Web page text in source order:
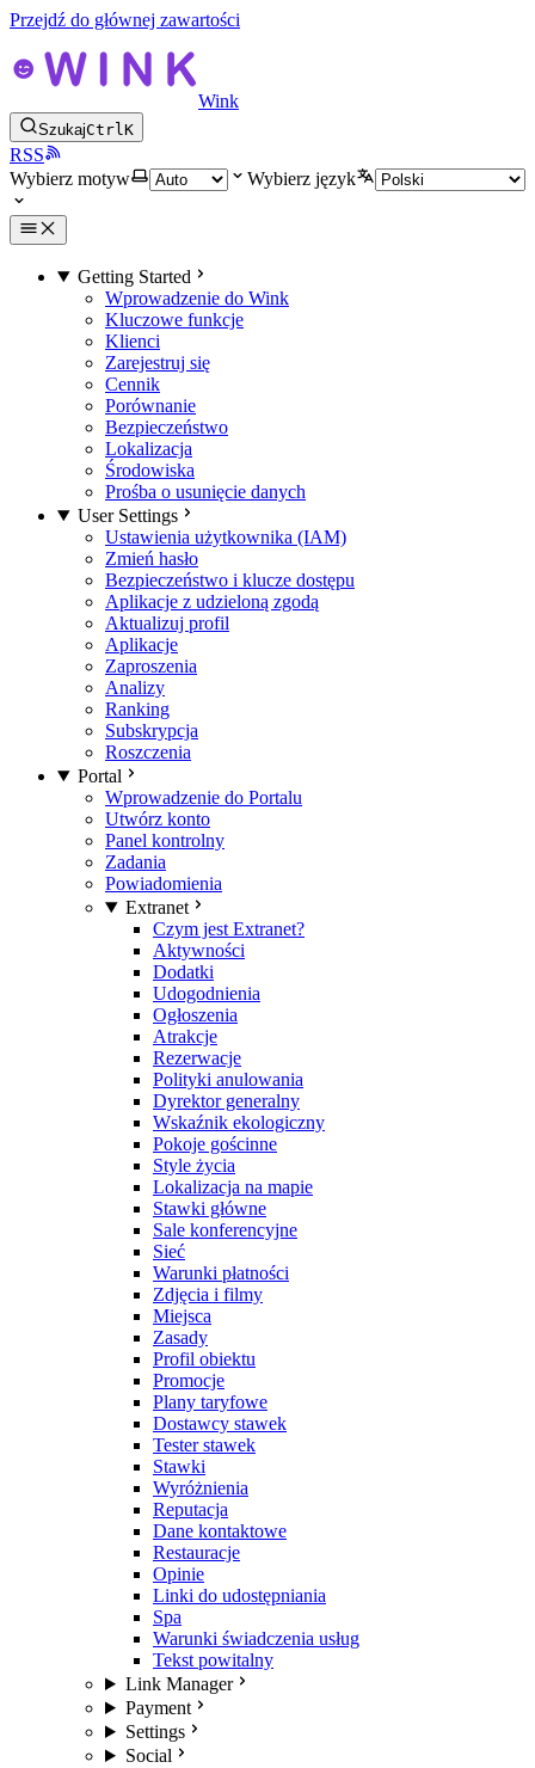
Przejdź do głównej zawartości
Wink
SzukajCtrlK
RSS
Wybierz motyw
Wybierz język
Getting Started
Wprowadzenie do Wink
Kluczowe funkcje
Klienci
Zarejestruj się
Cennik
Porównanie
Bezpieczeństwo
Lokalizacja
Środowiska
Prośba o usunięcie danych
User Settings
Ustawienia użytkownika (IAM)
Zmień hasło
Bezpieczeństwo i klucze dostępu
Aplikacje z udzieloną zgodą
Aktualizuj profil
Aplikacje
Zaproszenia
Analizy
Ranking
Subskrypcja
Roszczenia
Portal
Wprowadzenie do Portalu
Utwórz konto
Panel kontrolny
Zadania
Powiadomienia
Extranet
Czym jest Extranet?
Aktywności
Dodatki
Udogodnienia
Ogłoszenia
Atrakcje
Rezerwacje
Polityki anulowania
Dyrektor generalny
Wskaźnik ekologiczny
Pokoje gościnne
Style życia
Lokalizacja na mapie
Stawki główne
Sale konferencyjne
Sieć
Warunki płatności
Zdjęcia i filmy
Miejsca
Zasady
Profil obiektu
Promocje
Plany taryfowe
Dostawcy stawek
Tester stawek
Stawki
Wyróżnienia
Reputacja
Dane kontaktowe
Restauracje
Opinie
Linki do udostępniania
Spa
Warunki świadczenia usług
Tekst powitalny
Link Manager
Payment
Settings
Social